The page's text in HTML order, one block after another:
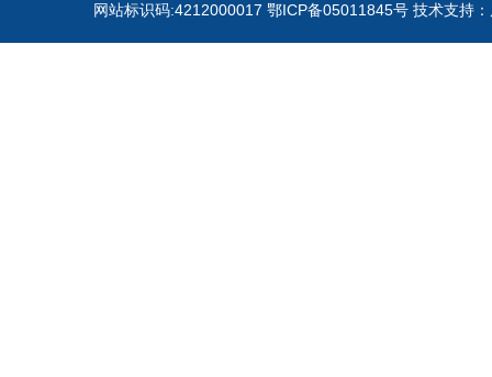
网站标识码:4212000017 鄂ICP备05011845号 技术支持